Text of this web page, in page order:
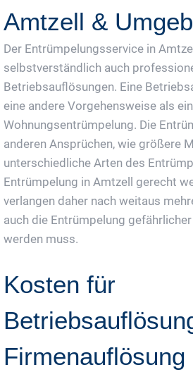
Amtzell &
Der Entrümpelungsservice in
selbstverständlich auch
Betriebsauflösungen. Eine
eine andere Vorgehensweise als
Wohnungsentrümpelung. Die
anderen Ansprüchen, wie größere
unterschiedliche Arten des
Entrümpelung in Amtzell gerecht
verlangen daher nach weitaus
auch die Entrümpelung
werden muss.
Kosten für
Firmenauflösung